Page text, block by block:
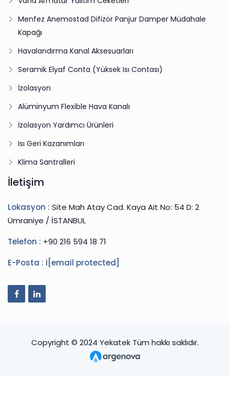
Menfez Anemostad Difizör Panjur Damper Müdahale
Kapağı
Havalandırma Kanal Aksesuarları
Seramik Elyaf Conta (Yüksek Isı Contası)
İzolasyon
Alüminyum Flexible Hava Kanalı
İzolasyon Yardımcı Ürünleri
Isı Geri Kazanımları
Klima Santralleri
İletişim
Lokasyon : Site Mah Atay Cad. Kaya Ait No: 54 D: 2
Ümraniye / İSTANBUL
Telefon : +90 216 594 18 71
E-Posta : İ [email protected]
Copyright © 2024 Yekatek Tüm hakkı saklıdır.